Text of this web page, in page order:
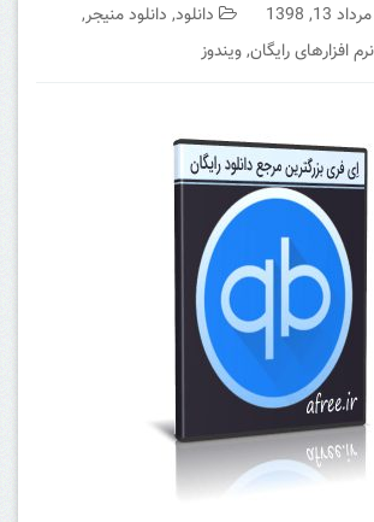
مرداد 13, 1398 دانلود, دانلود منیجر,
نرم افزارهای رایگان,ویندوز